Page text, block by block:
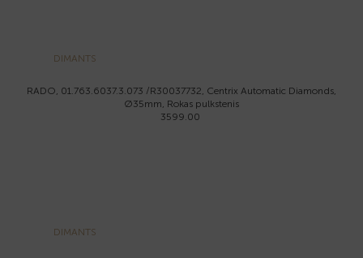
DIMANTS
RADO, 01.763.6037.3.073 /R30037732, Centrix Automatic Diamonds,
Ø35mm, Rokas pulkstenis
3599.00
DIMANTS